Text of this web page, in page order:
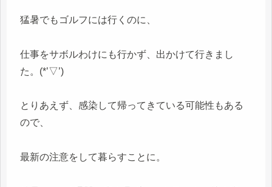
猛暑でもゴルフには行くのに、
仕事をサボルわけにも行かず、出かけて行きまし
た。(*’▽’)
とりあえず、感染して帰ってきている可能性もある
ので、
最新の注意をして暮らすことに。